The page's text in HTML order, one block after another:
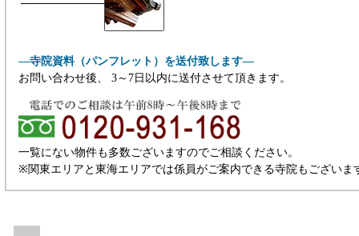
―寺院資料（パンフレット）を送付致します―
お問い合わせ後、 3～7日以内に送付させて頂きます。
一覧にない物件も多数ございますのでご相談ください。
※関東エリアと東海エリアでは係員がご案内できる寺院もございま